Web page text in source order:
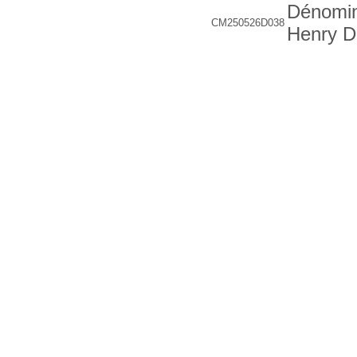
CM250526D038
Henry